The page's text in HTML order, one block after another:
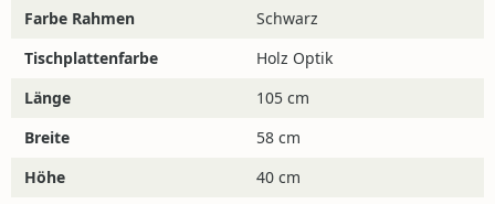
Wenn Sie Fragen haben, können Sie uns gerne
kontaktieren! Die Chat-Funktion unten rechts auf dem
Bildschirm ist während der Öffnungszeiten online.
Farbe Rahmen
Schwarz
Tischplattenfarbe
Holz Optik
Länge
105 cm
Breite
58 cm
Höhe
40 cm